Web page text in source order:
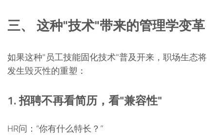
三、 这种"技术"带来的管理学变革
如果这种"员工技能固化技术"普及开来，职场生态将
发生毁灭性的重塑：
1. 招聘不再看简历，看"兼容性"
HR问：“你有什么特长？”